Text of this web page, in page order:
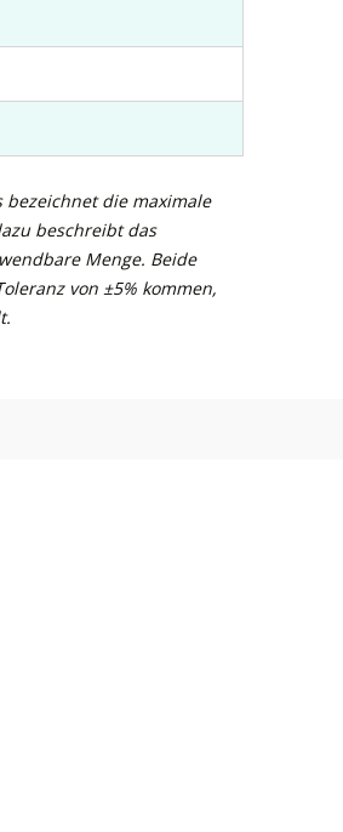
bezeichnet die maximale
beschreibt das
Menge. Beide
von ±5% kommen,